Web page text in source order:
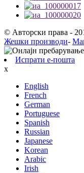
© Авторски права -
Жешки производи-
Испрати е-пошта
x
English
French
German
Portuguese
Spanish
Russian
Japanese
Korean
Arabic
Irish